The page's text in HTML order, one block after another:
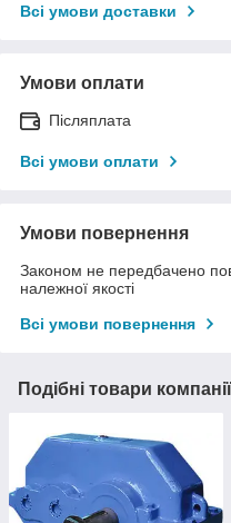
Всі умови доставки
Умови оплати
Післяплата
Всі умови оплати
Умови повернення
Законом не передбачено
належної якості
Всі умови повернення
Подібні товари компанії